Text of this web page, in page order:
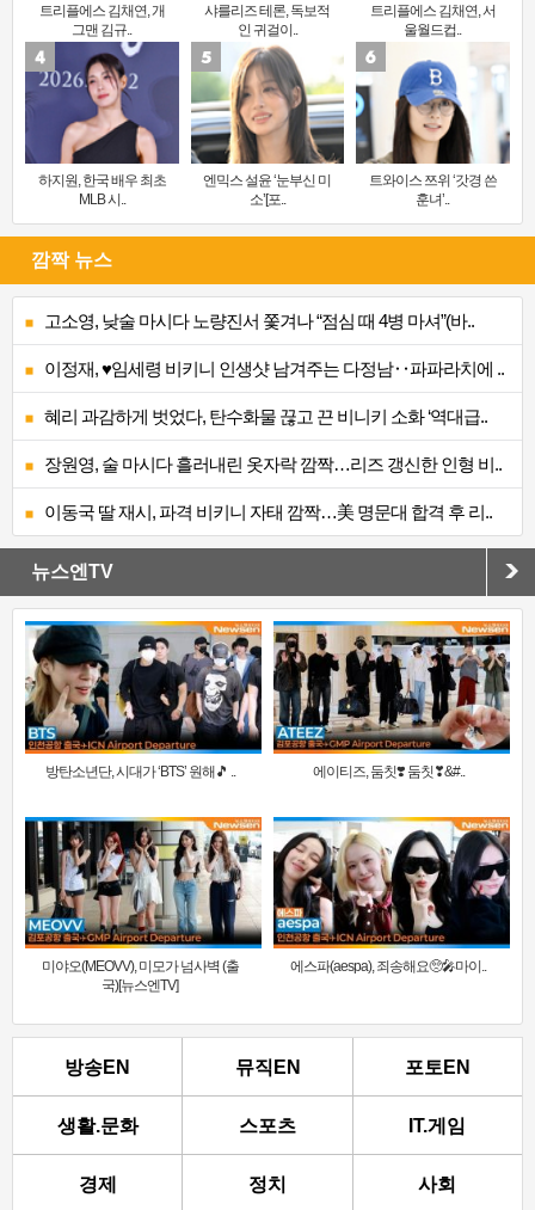
트리플에스 김채연, 개
그맨 김규..
샤를리즈 테론, 독보적
인 귀걸이..
트리플에스 김채연, 서
울월드컵..
하지원, 한국 배우 최초
MLB 시..
엔믹스 설윤 ‘눈부신 미
소’[포..
트와이스 쯔위 ‘갓경 쓴
훈녀’..
깜짝 뉴스
고소영, 낮술 마시다 노량진서 쫓겨나 “점심 때 4병 마셔”(바..
이정재, ♥임세령 비키니 인생샷 남겨주는 다정남‥파파라치에 ..
혜리 과감하게 벗었다, 탄수화물 끊고 끈 비니키 소화 ‘역대급..
장원영, 술 마시다 흘러내린 옷자락 깜짝…리즈 갱신한 인형 비..
이동국 딸 재시, 파격 비키니 자태 깜짝…美 명문대 합격 후 리..
뉴스엔TV
방탄소년단, 시대가 ‘BTS’ 원해🎵 .. 에이티즈, 둠칫❣️ 둠칫❣&#..
미야오(MEOVV), 미모가 넘사벽 (출
국)[뉴스엔TV]
에스파(aespa), 죄송해요🥺🎤마이..
방송EN 뮤직EN 포토EN
생활.문화 스포츠 IT.게임
경제 정치 사회